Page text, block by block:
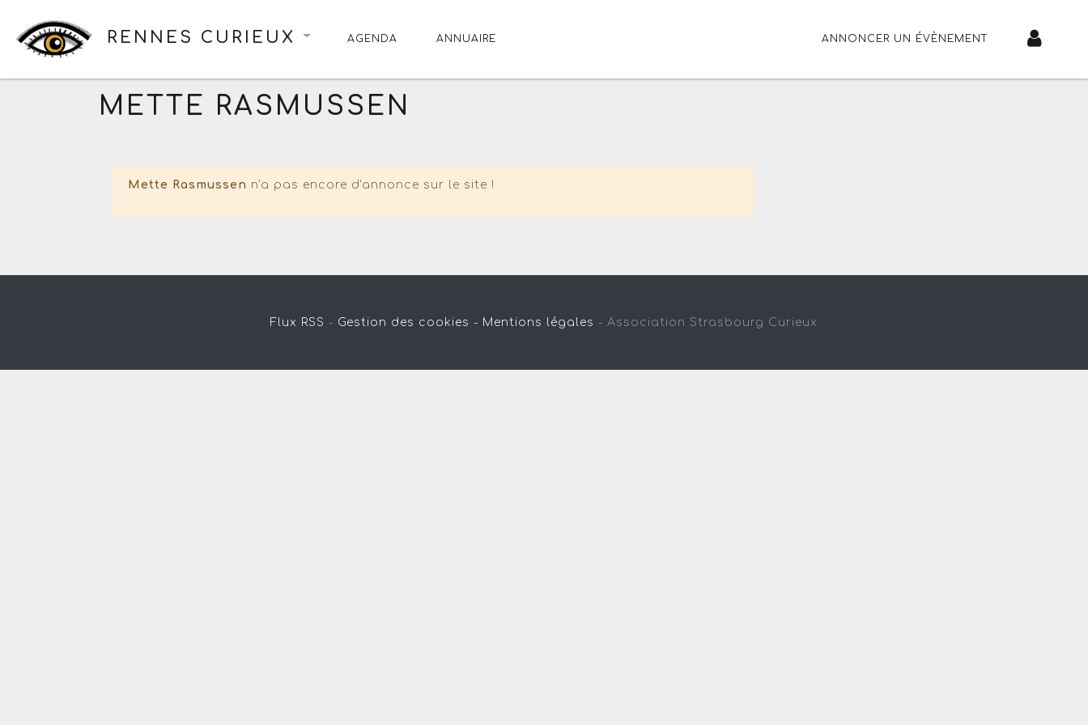
RENNES CURIEUX AGENDA ANNUAIRE ANNONCER UN ÉVÈNEMENT
METTE RASMUSSEN
Mette Rasmussen n'a pas encore d'annonce sur le site !
Flux RSS - Gestion des cookies - Mentions légales - Association Strasbourg Curieux